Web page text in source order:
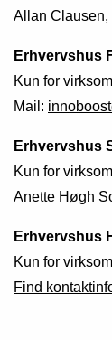
Allan Clausen,
Erhvervshus
Kun for
Mail:
Erhvervshus
Kun for
Anette Høgh
Erhvervshus
Kun for
Find